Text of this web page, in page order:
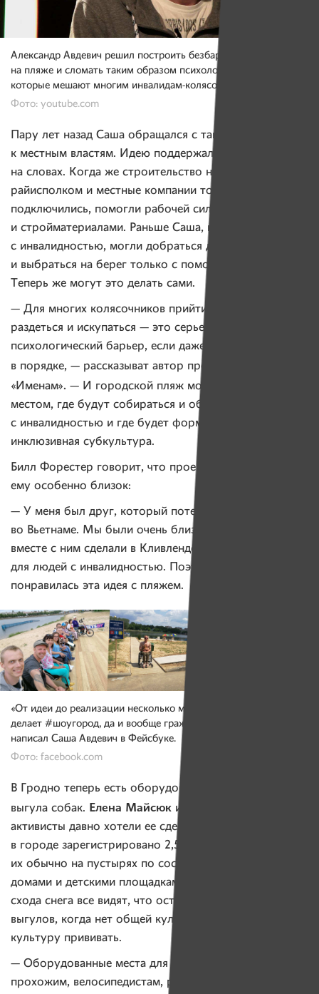
Александр Авдевич решил построить безбарьерную среду
на пляже и сломать таким образом психологические барьеры,
которые мешают многим инвалидам-колясочникам.
Фото: youtube.com
Пару лет назад Саша обращался с такой инициативой
к местным властям. Идею поддержали, но только
на словах. Когда же строительство началось,
райисполком и местные компании тоже
подключились, помогли рабочей силой,
и стройматериалами. Раньше Саша, как и другие люди
с инвалидностью, могли добраться до воды
и выбраться на берег только с помощью друзей.
Теперь же могут это делать сами.
— Для многих колясочников прийти на пляж,
раздеться и искупаться — это серьезный
психологический барьер, если даже и «безбарьерка»
в порядке, — рассказыват автор проекта
«Именам». — И городской пляж может стать таким
местом, где будут собираться и общаться люди
с инвалидностью и где будет формироваться особая
инклюзивная субкультура.
Билл Форестер говорит, что проект Саши Авдевича
ему особенно близок:
— У меня был друг, который потерял ногу
во Вьетнаме. Мы были очень близки, как братья,
вместе с ним сделали в Кливленде много проектов
для людей с инвалидностью. Поэтому мне
понравилась эта идея с пляжем.
«От идеи до реализации несколько месяцев. Вот что с нами
делает #шоугород, да и вообще гражданский активизм», —
написал Саша Авдевич в Фейсбуке.
Фото: facebook.com
В Гродно теперь есть оборудованная площадка для
выгула собак. Елена Майсюк и другие гродненские
активисты давно хотели ее сделать, потому что собак
в городе зарегистрировано 2,5 тысячи, а выгуливают
их обычно на пустырях по соседству с жилыми
домами и детскими площадками. По весне после
схода снега все видят, что остается от стихийных
выгулов, когда нет общей культуры. Елена решила эту
культуру прививать.
— Оборудованные места для выгула собак нужны
прохожим, велосипедистам, родителям с маленькими